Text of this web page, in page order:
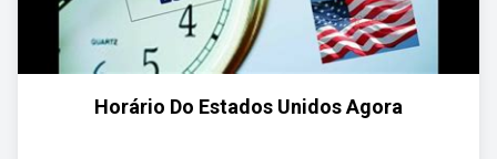
Horário Do Estados Unidos Agora